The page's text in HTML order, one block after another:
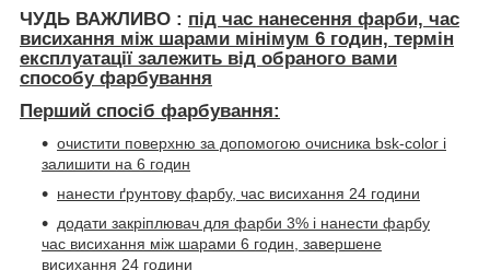
ЧУДЬ ВАЖЛИВО : під час нанесення фарби, час
висихання між шарами мінімум 6 годин, термін
експлуатації залежить від обраного вами
способу фарбування
Перший спосіб фарбування:
очистити поверхню за допомогою очисника bsk-color і
залишити на 6 годин
нанести ґрунтову фарбу, час висихання 24 години
додати закріплювач для фарби 3% і нанести фарбу
час висихання між шарами 6 годин, завершене
висихання 24 години